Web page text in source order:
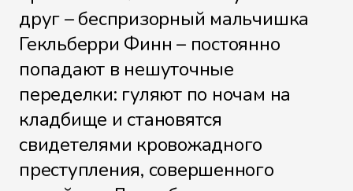
Файл 24
друг – беспризорный мальчишка
Гекльберри Финн – постоянно
попадают в нешуточные
переделки: гуляют по ночам на
кладбище и становятся
свидетелями кровожадного
преступления, совершенного